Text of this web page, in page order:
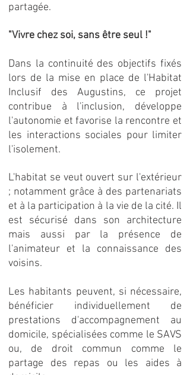
partagée.
"Vivre chez soi, sans être seul !"
Dans la continuité des objectifs fixés
lors de la mise en place de l'Habitat
Inclusif des Augustins, ce projet
contribue à l'inclusion, développe
l'autonomie et favorise la rencontre et
les interactions sociales pour limiter
l'isolement.
L'habitat se veut ouvert sur l'extérieur
; notamment grâce à des partenariats
et à la participation à la vie de la cité. Il
est sécurisé dans son architecture
mais aussi par la présence de
l'animateur et la connaissance des
voisins.
Les habitants peuvent, si nécessaire,
bénéficier individuellement de
prestations d'accompagnement au
domicile, spécialisées comme le SAVS
ou, de droit commun comme le
partage des repas ou les aides à